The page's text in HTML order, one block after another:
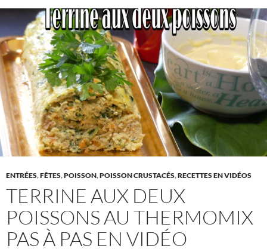
ENTRÉES,FÊTES,POISSON,POISSON CRUSTACÉS,RECETTES EN VIDÉOS
TERRINE AUX DEUX
POISSONS AU THERMOMIX
PAS À PAS EN VIDÉO